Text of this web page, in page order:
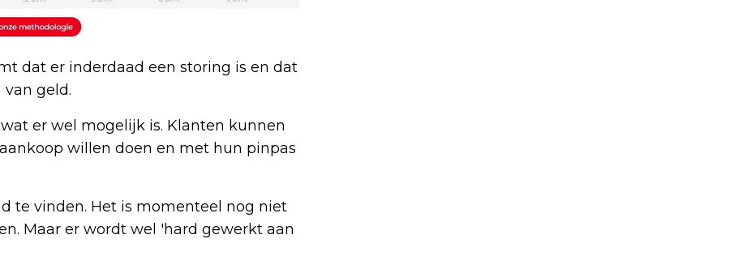
dat er inderdaad een storing is en dat
geld.
er wel mogelijk is. Klanten kunnen
willen doen en met hun pinpas
te vinden. Het is momenteel nog niet
Maar er wordt wel 'hard gewerkt aan